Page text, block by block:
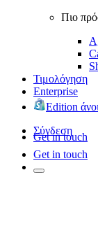
Πιο
Τιμολόγηση
Enterprise
Edition
Σύνδεση
Get in touch
Get in touch